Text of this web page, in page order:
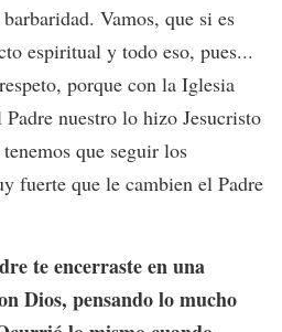
Vamos, que si es
espiritual y todo eso, pues...
porque con la Iglesia
nuestro lo hizo Jesucristo
que seguir los
fuerte que le cambien el Padre
te encerraste en una
Dios, pensando lo mucho